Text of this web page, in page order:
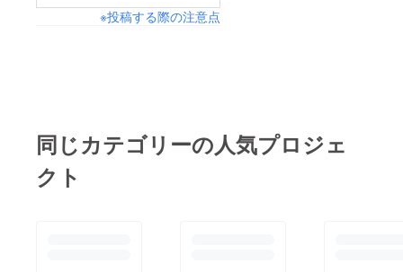
個人情報が漏れぬよう
配信機材があれば、私
像を自身で制作。初配
※投稿する際の注意点
同じカテゴリーの人気プロジェ
クト